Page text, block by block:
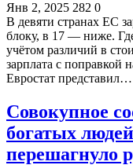
Янв 2, 2025 282 0
В девяти странах ЕС
блоку, в 17 — ниже.
учётом различий в
зарплата с поправкой
Евростат представил…
Совокупное
богатых
перешагнуло